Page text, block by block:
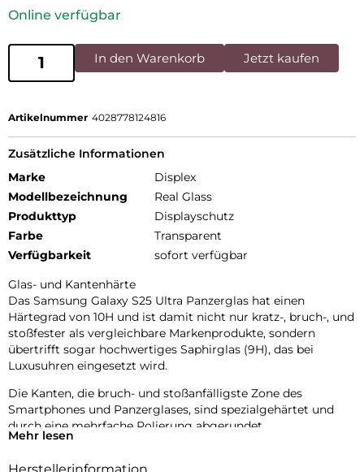
Online verfügbar
In den Warenkorb Jetzt kaufen
Artikelnummer 4028778124816
Zusätzliche Informationen
Marke
Displex
Modellbezeichnung
Real Glass
Produkttyp
Displayschutz
Farbe
Transparent
Verfügbarkeit
sofort verfügbar
Glas- und Kantenhärte
Das Samsung Galaxy S25 Ultra Panzerglas hat einen
Härtegrad von 10H und ist damit nicht nur kratz-, bruch-, und
stoßfester als vergleichbare Markenprodukte, sondern
übertrifft sogar hochwertiges Saphirglas (9H), das bei
Luxusuhren eingesetzt wird.
Die Kanten, die bruch- und stoßanfälligste Zone des
Smartphones und Panzerglases, sind spezialgehärtet und
durch eine mehrfache Polierung abgerundet.
Mehr lesen